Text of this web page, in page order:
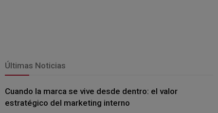
Últimas Noticias
Cuando la marca se vive desde dentro: el valor
estratégico del marketing interno